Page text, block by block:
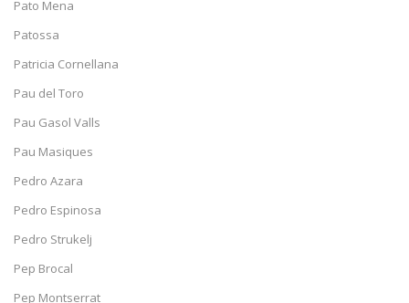
Pato Mena
Patossa
Patricia Cornellana
Pau del Toro
Pau Gasol Valls
Pau Masiques
Pedro Azara
Pedro Espinosa
Pedro Strukelj
Pep Brocal
Pep Montserrat